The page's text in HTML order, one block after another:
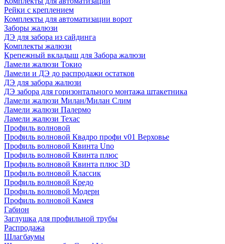
Рейки с креплением
Комплекты для автоматизации ворот
Заборы жалюзи
ДЭ для забора из сайдинга
Комплекты жалюзи
Крепежный вкладыш для Забора жалюзи
Ламели жалюзи Токио
Ламели и ДЭ до распродажи остатков
ДЭ для забора жалюзи
ДЭ забора для горизонтального монтажа штакетника
Ламели жалюзи Милан/Милан Слим
Ламели жалюзи Палермо
Ламели жалюзи Техас
Профиль волновой
Профиль волновой Квадро профи v01 Верховье
Профиль волновой Квинта Uno
Профиль волновой Квинта плюс
Профиль волновой Квинта плюс 3D
Профиль волновой Классик
Профиль волновой Кредо
Профиль волновой Модерн
Профиль волновой Камея
Габион
Заглушка для профильной трубы
Распродажа
Шлагбаумы